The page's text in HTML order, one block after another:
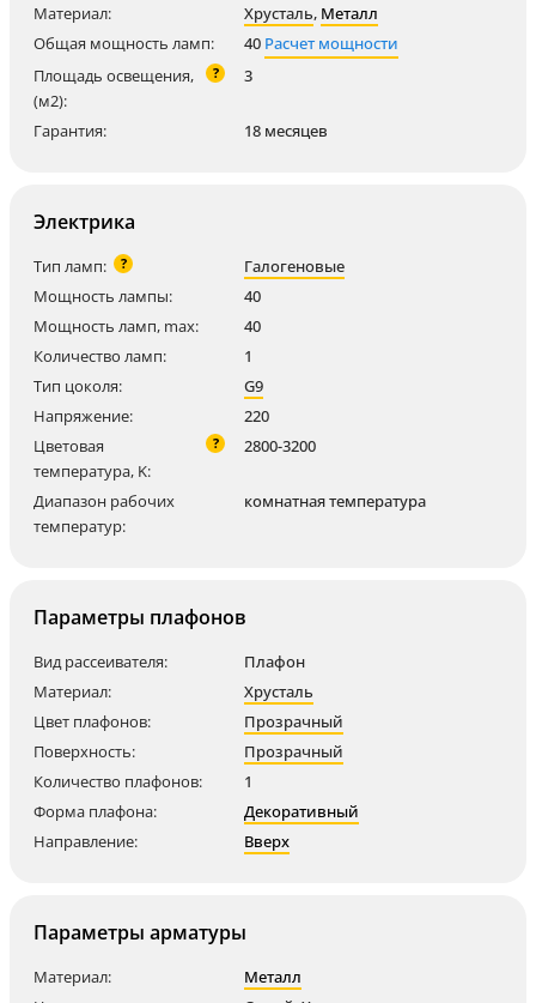
Материал:
Хрусталь, Металл
Общая мощность ламп:
40 Расчет мощности
Площадь освещения,
(м2):
? 3
Гарантия: 18 месяцев
Электрика
Тип ламп: ?
Галогеновые
Мощность лампы:
40
Мощность ламп, max:
40
Количество ламп:
1
Тип цоколя:
G9
Напряжение:
220
Цветовая
температура, K:
? 2800-3200
Диапазон рабочих
температур:
комнатная температура
Параметры плафонов
Вид рассеивателя:
Плафон
Материал:
Хрусталь
Цвет плафонов:
Прозрачный
Поверхность:
Прозрачный
Количество плафонов:
1
Форма плафона:
Декоративный
Направление:
Вверх
Параметры арматуры
Материал:
Металл